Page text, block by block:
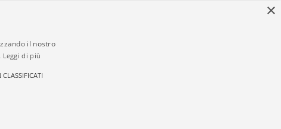
La pubblicazione degli annunci
in materia di privacy e/o di alcun altro
×
il nostro
Leggi di più
CLASSIFICATI